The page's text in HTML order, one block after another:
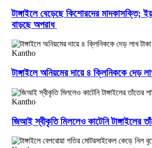
টাঙ্গাইলে বেড়েছে কিশোরদের মাদকাসক্তি;
বাড়ছে অপরাধ
টাঙ্গাইলে অনিয়মের দায়ে ৪ ক্লিনিককে দেড়
জিআই স্বীকৃতি মিললেও কাটেনি টাঙ্গাইলের